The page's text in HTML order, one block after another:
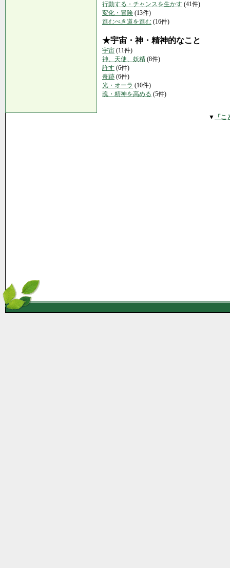
行動する・チャンスを生かす (41件)
変化・冒険 (13件)
進むべき道を進む (16件)
★宇宙・神・精神的なこと
宇宙 (11件)
神、天使、妖精 (8件)
許す (6件)
奇跡 (6件)
光・オーラ (10件)
魂・精神を高める (5件)
▼ 「